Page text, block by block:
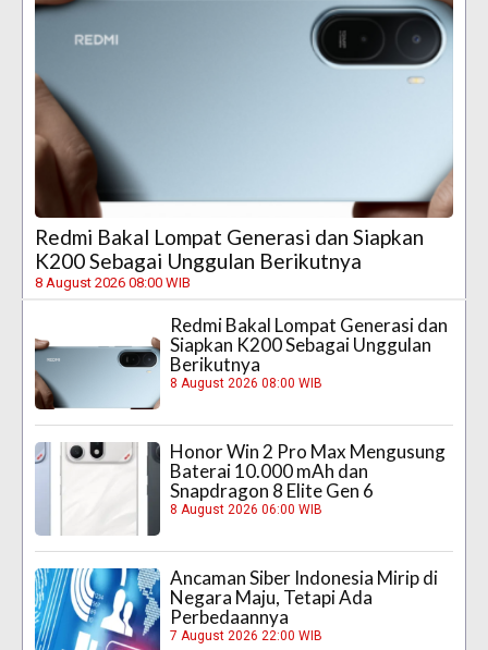
Redmi Bakal Lompat Generasi dan Siapkan
K200 Sebagai Unggulan Berikutnya
8 August 2026 08:00 WIB
Redmi Bakal Lompat Generasi dan
Siapkan K200 Sebagai Unggulan
Berikutnya
8 August 2026 08:00 WIB
Honor Win 2 Pro Max Mengusung
Baterai 10.000 mAh dan
Snapdragon 8 Elite Gen 6
8 August 2026 06:00 WIB
Ancaman Siber Indonesia Mirip di
Negara Maju, Tetapi Ada
Perbedaannya
7 August 2026 22:00 WIB